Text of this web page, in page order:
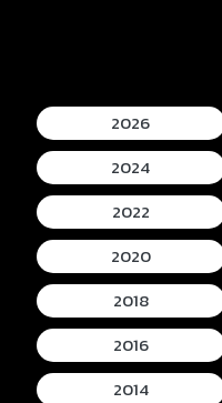
2026
2024
2022
2020
2018
2016
2014